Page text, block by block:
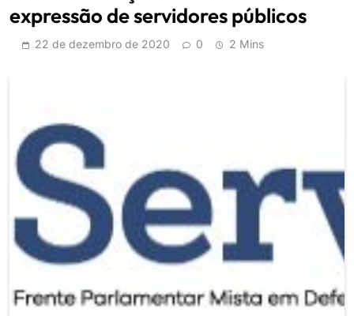
expressão de servidores públicos
22 de dezembro de 2020 0 2 Mins